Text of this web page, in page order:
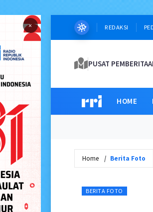
× REDAKSI
PUSAT
HOME
Home Berita Foto
BERITA FOTO